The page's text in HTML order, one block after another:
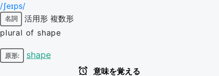
/ʃeɪps/
名詞 活用形 複数形
plural of shape
原形: shape
意味を覚える